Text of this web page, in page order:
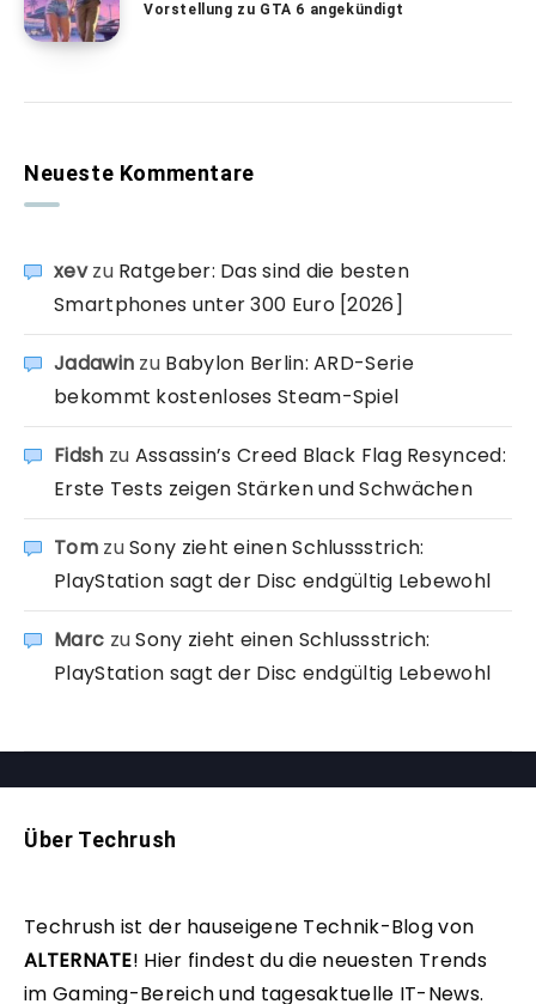
Vorstellung zu GTA 6 angekündigt
Neueste Kommentare
xevzu Ratgeber: Das sind die besten
Smartphones unter 300 Euro [2026]
Jadawin zu Babylon Berlin: ARD-Serie
bekommt kostenloses Steam-Spiel
Fidsh zu Assassin’s Creed Black Flag Resynced:
Erste Tests zeigen Stärken und Schwächen
TomzuSony zieht einen Schlussstrich:
PlayStation sagt der Disc endgültig Lebewohl
Marc zuSony zieht einen Schlussstrich:
PlayStation sagt der Disc endgültig Lebewohl
Über Techrush
Techrush ist der hauseigene Technik-Blog von
ALTERNATE! Hier findest du die neuesten Trends
im Gaming-Bereich und tagesaktuelle IT-News.